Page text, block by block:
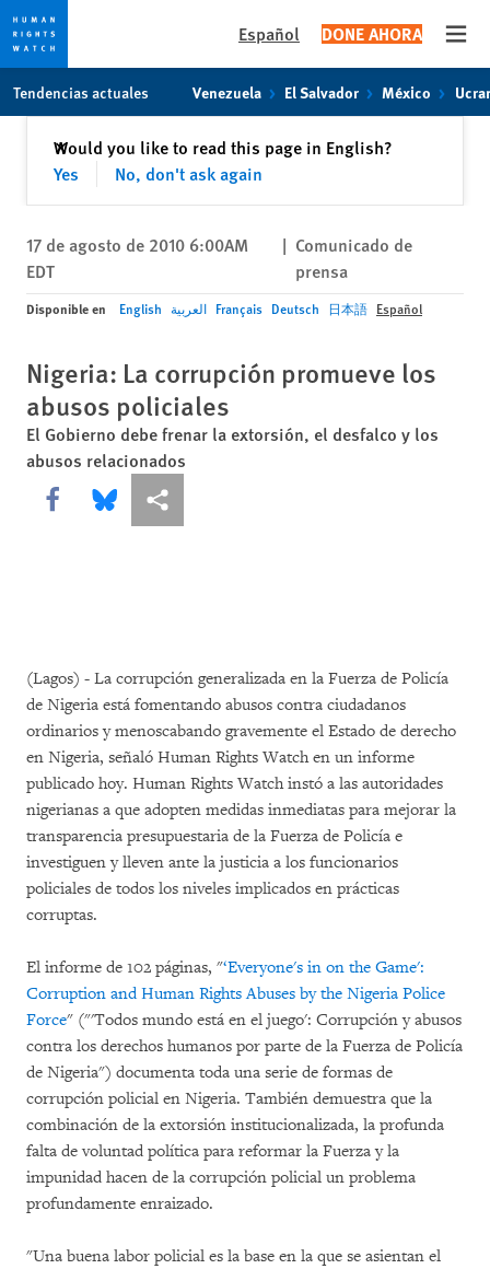
content
Español DONE AHORA
Tendencias actuales Venezuela El Salvador México
Would you like to read this page in English?
Yes
No, don't ask again
✕Cerrar
17 de agosto de 2010 6:00AM
EDT
| Comunicado de
prensa
Disponible en English العربية Français Deutsch 日本語 Español
Nigeria: La corrupción promueve los
abusos policiales
El Gobierno debe frenar la extorsión, el desfalco y los
abusos relacionados
Share this via Facebook
Share this via Bluesky
Share this via Compartir
(Lagos) - La corrupción generalizada en la Fuerza de Policía
de Nigeria está fomentando abusos contra ciudadanos
ordinarios y menoscabando gravemente el Estado de derecho
en Nigeria, señaló Human Rights Watch en un informe
publicado hoy. Human Rights Watch instó a las autoridades
nigerianas a que adopten medidas inmediatas para mejorar la
transparencia presupuestaria de la Fuerza de Policía e
investiguen y lleven ante la justicia a los funcionarios
policiales de todos los niveles implicados en prácticas
corruptas.
El informe de 102 páginas, "‘Everyone's in on the Game':
Corruption and Human Rights Abuses by the Nigeria Police
Force" ("'Todos mundo está en el juego': Corrupción y abusos
contra los derechos humanos por parte de la Fuerza de Policía
de Nigeria") documenta toda una serie de formas de
corrupción policial en Nigeria. También demuestra que la
combinación de la extorsión institucionalizada, la profunda
falta de voluntad política para reformar la Fuerza y la
impunidad hacen de la corrupción policial un problema
profundamente enraizado.
"Una buena labor policial es la base en la que se asientan el